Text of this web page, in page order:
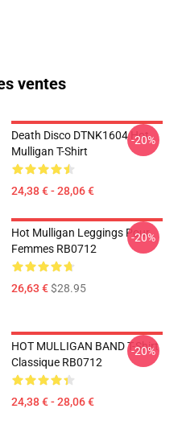
ventes
Death Disco DTNK1604 Hot
Mulligan T-Shirt
24,38 € - 28,06 €
-20%
Hot Mulligan Leggings Pour
Femmes RB0712
26,63 €$28.95
-20%
HOT MULLIGAN BAND T-Shirt
Classique RB0712
24,38 € - 28,06 €
-20%